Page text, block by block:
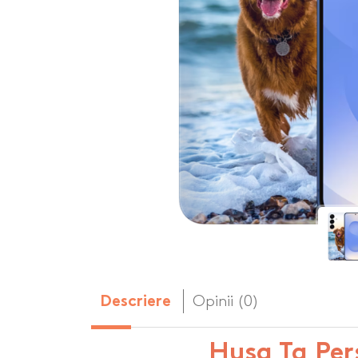
Body-uri copii personalizate
Brelocuri personalizate
Brichete personalizate
Briceag personalizat
Dop
de vin
Dozatoare de
personalizate
Genti de plaja
Genti sport
Ghiozdane
Halbe de bere
Huse
Descriere Opinii (0)